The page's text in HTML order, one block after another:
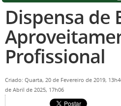
Dispensa de
Profissional
Criado: Quarta, 20 de Fevereiro de 2019,
de Abril de 2025, 17h06